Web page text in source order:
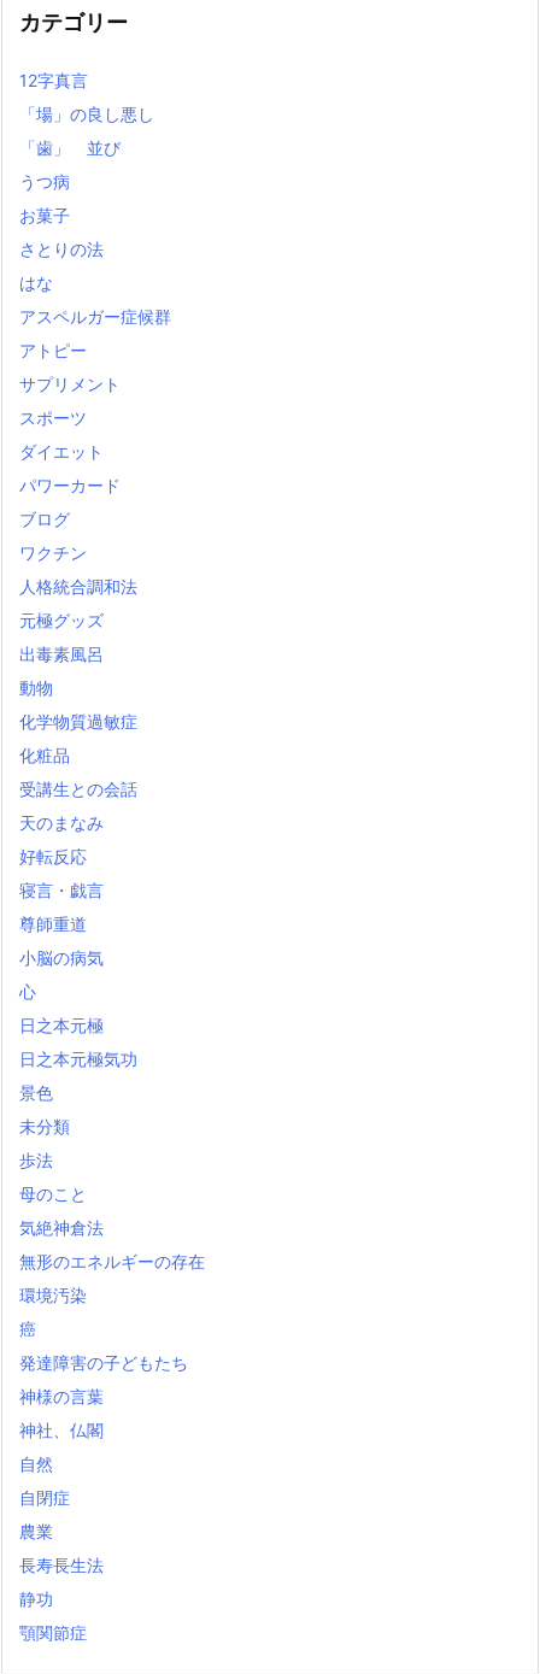
カテゴリー
12字真言
「場」の良し悪し
「歯」 並び
うつ病
お菓子
さとりの法
はな
アスペルガー症候群
アトピー
サプリメント
スポーツ
ダイエット
パワーカード
ブログ
ワクチン
人格統合調和法
元極グッズ
出毒素風呂
動物
化学物質過敏症
化粧品
受講生との会話
天のまなみ
好転反応
寝言・戯言
尊師重道
小脳の病気
心
日之本元極
日之本元極気功
景色
未分類
歩法
母のこと
気絶神倉法
無形のエネルギーの存在
環境汚染
癌
発達障害の子どもたち
神様の言葉
神社、仏閣
自然
自閉症
農業
長寿長生法
静功
顎関節症